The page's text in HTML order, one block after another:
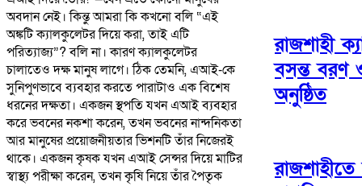
অবদান নেই। কিন্তু আমরা কি কখনো বলি “এই
অঙ্কটি ক্যালকুলেটর দিয়ে করা, তাই এটি
পরিত্যাজ্য”? বলি না। কারণ ক্যালকুলেটর
চালাতেও দক্ষ মানুষ লাগে। ঠিক তেমনি, এআই-কে
সুনিপুণভাবে ব্যবহার করতে পারাটাও এক বিশেষ
ধরনের দক্ষতা। একজন স্থপতি যখন এআই ব্যবহার
করে ভবনের নকশা করেন, তখন ভবনের নান্দনিকতা
আর মানুষের প্রয়োজনীয়তার ভিশনটি তাঁর নিজেরই
থাকে। একজন কৃষক যখন এআই সেন্সর দিয়ে মাটির
স্বাস্থ্য পরীক্ষা করেন, তখন কৃষি নিয়ে তাঁর পৈতৃক
রাজশাহী
বসন্ত বরণ
অনুষ্ঠিত